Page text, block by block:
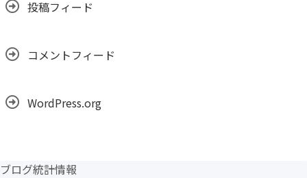
投稿フィード
コメントフィード
WordPress.org
ブログ統計情報